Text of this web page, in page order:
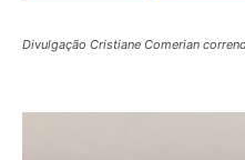
Divulgação Cristiane Comerian